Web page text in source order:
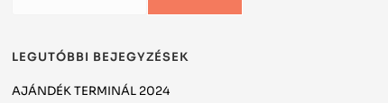
LEGUTÓBBI BEJEGYZÉSEK
AJÁNDÉK TERMINÁL 2024